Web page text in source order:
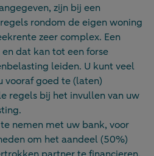
zijn bij een
rondom de eigen woning
zeer complex. Een
dat kan tot een forse
leiden. U kunt veel
vooraf goed te (laten)
regels bij het invullen van uw
nemen met uw bank, voor
om het aandeel (50%)